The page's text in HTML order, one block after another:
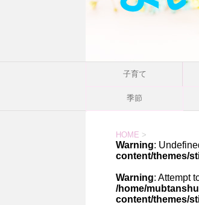
子育て
季節
HOME >
Warning:
content/themes/
Warning: Attempt
/home/
content/themes/